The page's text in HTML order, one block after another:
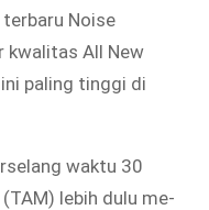
Noise
kwalitas All New
paling tinggi di
waktu 30
(TAM) lebih dulu me-